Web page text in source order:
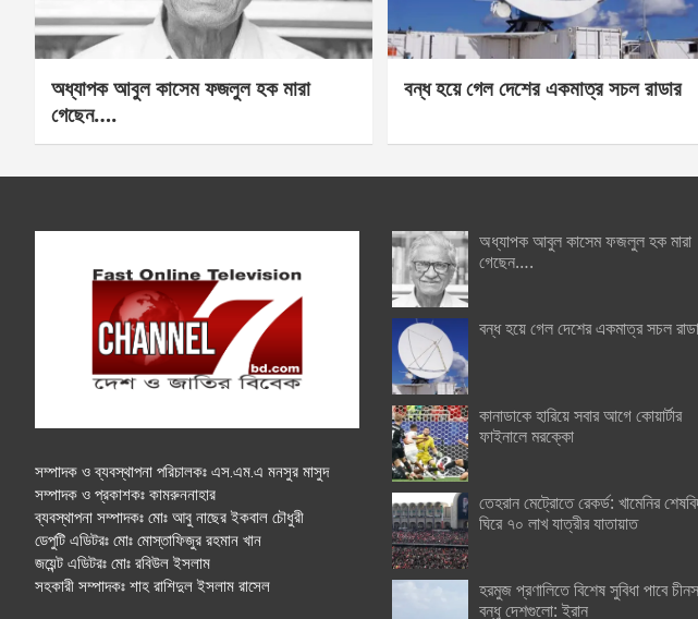
অধ্যাপক আবুল কাসেম ফজলুল হক মারা
গেছেন….
বন্ধ হয়ে গেল দেশের একমাত্র সচল রাডার
সম্পাদক ও ব্যবস্থাপনা পরিচালকঃ এস.এম.এ মনসুর মাসুদ
সম্পাদক ও প্রকাশকঃ কামরুননাহার
ব্যবস্থাপনা সম্পাদকঃ মোঃ আবু নাছের ইকবাল চৌধুরী
ডেপুটি এডিটরঃ মোঃ মোস্তাফিজুর রহমান খান
জয়েন্ট এডিটরঃ মোঃ রবিউল ইসলাম
সহকারী সম্পাদকঃ শাহ রাশিদুল ইসলাম রাসেল
অধ্যাপক আবুল কাসেম ফজলুল হক মারা
গেছেন….
বন্ধ হয়ে গেল দেশের একমাত্র সচল
কানাডাকে হারিয়ে সবার আগে কোয়ার্টার
ফাইনালে মরক্কো
তেহরান মেট্রোতে রেকর্ড: খামেনির
ঘিরে ৭০ লাখ যাত্রীর যাতায়াত
হরমুজ প্রণালিতে বিশেষ সুবিধা পাবে
বন্ধু দেশগুলো: ইরান